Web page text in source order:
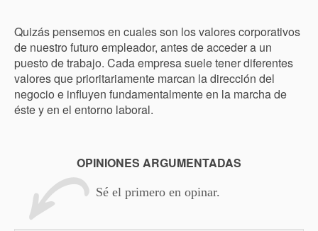
Quizás pensemos en cuales son los valores corporativos
de nuestro futuro empleador, antes de acceder a un
puesto de trabajo. Cada empresa suele tener diferentes
valores que prioritariamente marcan la dirección del
negocio e influyen fundamentalmente en la marcha de
éste y en el entorno laboral.
OPINIONES ARGUMENTADAS
Sé el primero en opinar.